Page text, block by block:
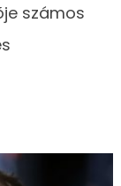
számos